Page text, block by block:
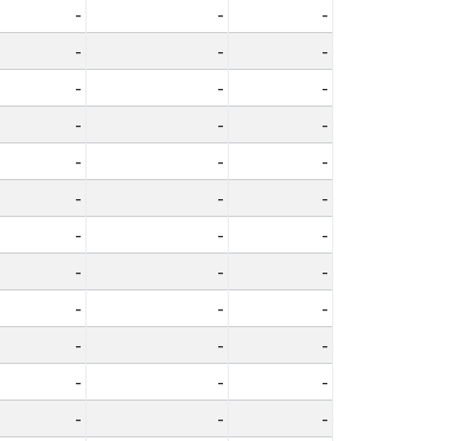
- -
-
- -
-
- -
-
- -
-
- -
-
- -
-
- -
-
- -
-
- -
-
- -
-
- -
-
- -
-